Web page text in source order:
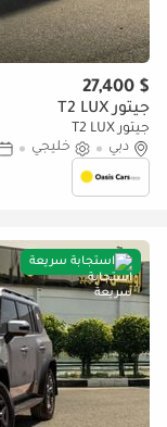
$ 27,400
جيتور T2 LUX
جيتور T2 LUX
دبي
خليجي
استجابة سريعة